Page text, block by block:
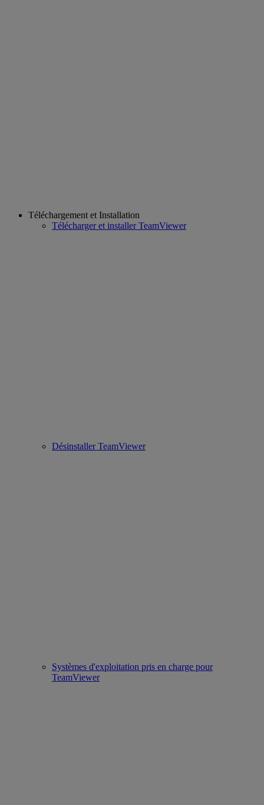
Téléchargement et Installation
Télécharger et installer TeamViewer
Désinstaller TeamViewer
Systèmes d'exploitation pris en charge pour
TeamViewer